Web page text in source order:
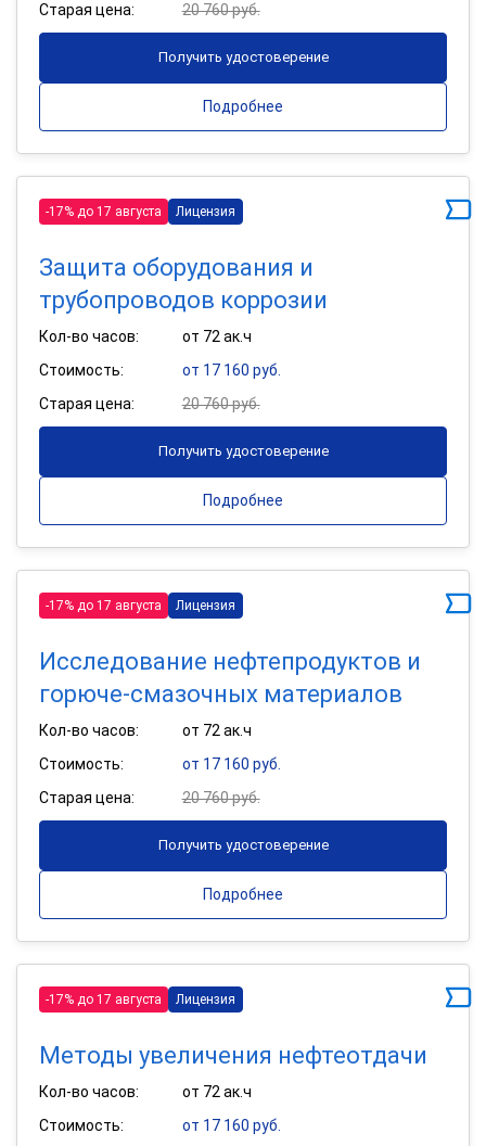
Старая цена: 20 760 руб.
Получить удостоверение
Подробнее
-17% до 17 августа Лицензия
Защита оборудования и
трубопроводов коррозии
Кол-во часов:
от 72 ак.ч
Стоимость:
от 17 160 руб.
Старая цена:
20 760 руб.
Получить удостоверение
Подробнее
-17% до 17 августа Лицензия
Исследование нефтепродуктов и
горюче-смазочных материалов
Кол-во часов:
от 72 ак.ч
Стоимость:
от 17 160 руб.
Старая цена:
20 760 руб.
Получить удостоверение
Подробнее
-17% до 17 августа Лицензия
Методы увеличения нефтеотдачи
Кол-во часов:
от 72 ак.ч
Стоимость:
от 17 160 руб.